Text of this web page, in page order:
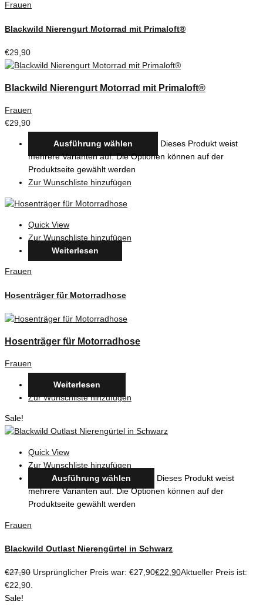
Frauen
Blackwild Nierengurt Motorrad mit Primaloft®
€29,90
Blackwild Nierengurt Motorrad mit Primaloft®
Frauen
€29,90
Ausführung wählen
Dieses Produkt weist
mehrere Varianten auf. Die Optionen können auf der
Produktseite gewählt werden
Zur Wunschliste hinzufügen
Quick View
Zur Wunschliste hinzufügen
Weiterlesen
Frauen
Hosenträger für Motorradhose
Hosenträger für Motorradhose
Frauen
Weiterlesen
Zur Wunschliste hinzufügen
Sale!
Quick View
Zur Wunschliste hinzufügen
Ausführung wählen
Dieses Produkt weist
mehrere Varianten auf. Die Optionen können auf der
Produktseite gewählt werden
Frauen
Blackwild Outlast Nierengürtel in Schwarz
€27,90 Ursprünglicher Preis war: €27,90€22,90Aktueller Preis ist:
€22,90.
Sale!